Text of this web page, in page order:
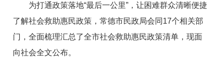
为打通政策落地“最后一公里”，让困难群众清晰便捷
了解社会救助惠民政策，常德市民政局会同17个相关部
门，全面梳理汇总了全市社会救助惠民政策清单，现面
向社会全文公布。